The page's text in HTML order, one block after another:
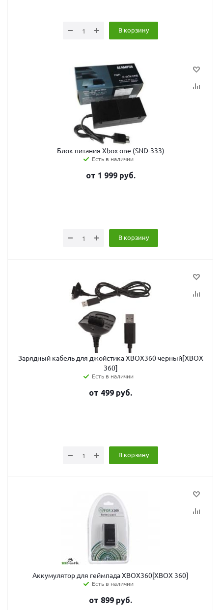
В корзину
Блок питания Xbox one (SND-333)
Есть в наличии
от 1 999руб.
В корзину
Зарядный кабель для джойстика XBOX360 черный[XBOX
360]
Есть в наличии
от 499 руб.
В корзину
Аккумулятор для геймпада XBOX360[XBOX 360]
Есть в наличии
от 899 руб.